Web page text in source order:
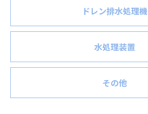
ドレン排水処理機
水処理装置
その他